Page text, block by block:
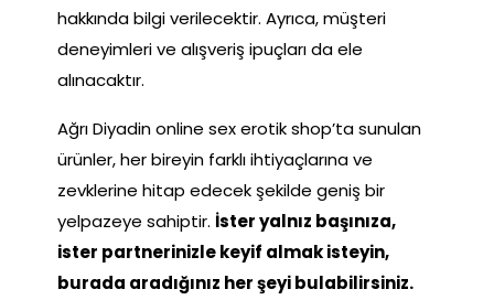
hakkında bilgi verilecektir. Ayrıca, müşteri
deneyimleri ve alışveriş ipuçları da ele
alınacaktır.
Ağrı Diyadin online sex erotik shop’ta sunulan
ürünler, her bireyin farklı ihtiyaçlarına ve
zevklerine hitap edecek şekilde geniş bir
yelpazeye sahiptir. İster yalnız başınıza,
ister partnerinizle keyif almak isteyin,
burada aradığınız her şeyi bulabilirsiniz.